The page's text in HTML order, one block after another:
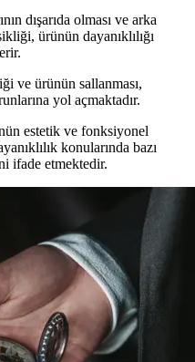
dışarıda olması ve arka
ürünün dayanıklılığı
ve ürünün sallanması,
yol açmaktadır.
estetik ve fonksiyonel
konularında bazı
ifade etmektedir.